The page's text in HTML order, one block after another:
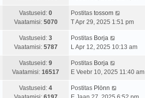
Vastuseid: 0
Vaatamisi: 5070
Postitas tossom
T Apr 29, 2025 1:51 pm
Vastuseid: 3
Vaatamisi: 5787
Postitas Borja
L Apr 12, 2025 10:13 am
Vastuseid: 9
Vaatamisi: 16517
Postitas Borja
E Veebr 10, 2025 11:40 am
Vastuseid: 4
Postitas Plönn